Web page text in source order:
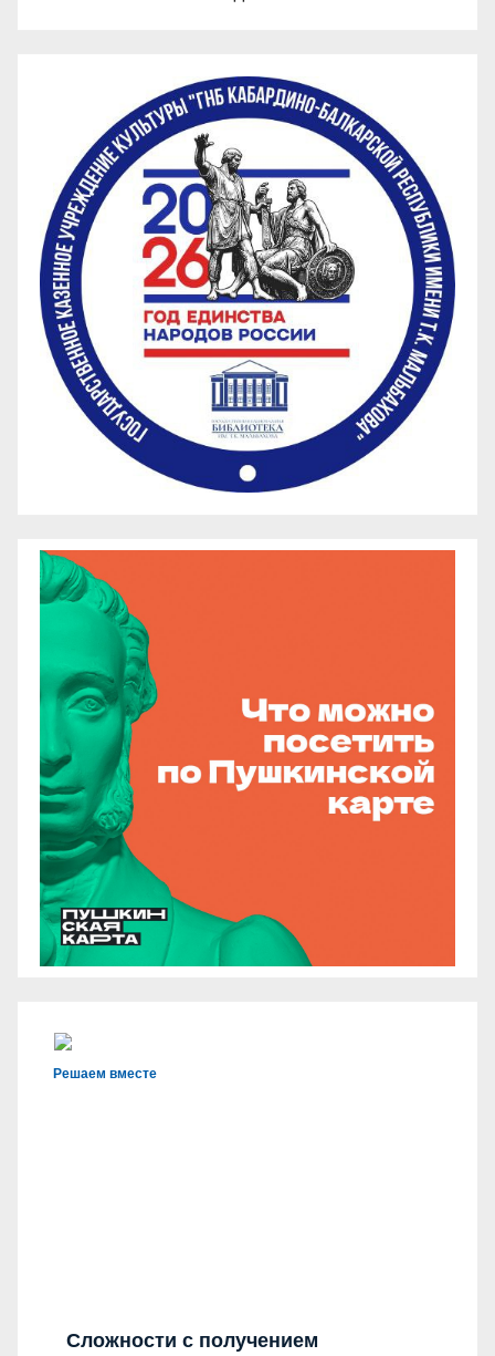
Решаем вместе
Сложности с получением